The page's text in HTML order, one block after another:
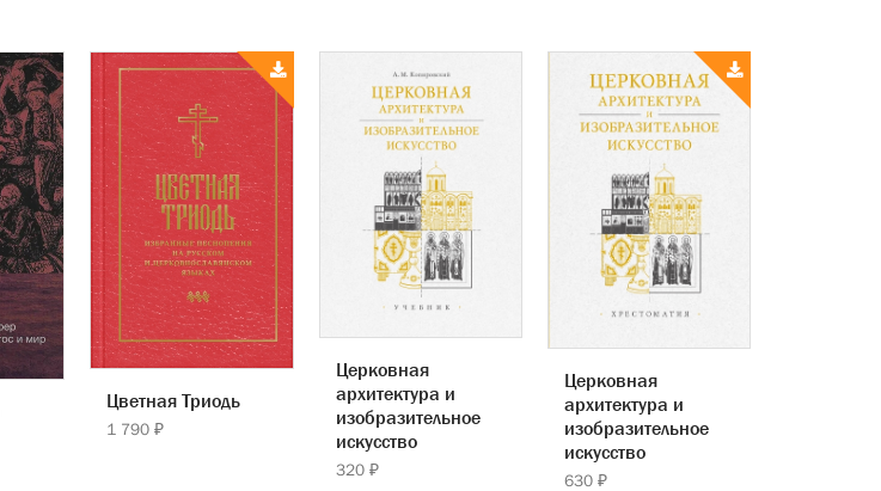
Цветная Триодь
1 790 ₽
Церковная
архитектура и
изобразительное
искусство
320 ₽
Церковная
архитектура и
изобразительное
искусство
630 ₽